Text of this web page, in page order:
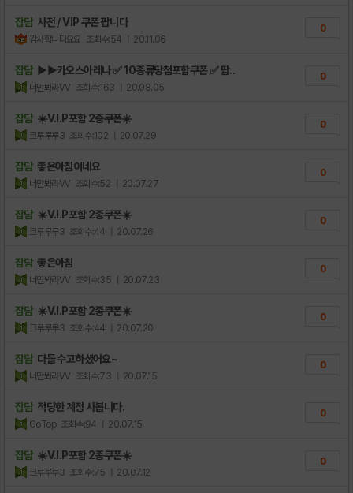
잡담 사전 / VIP 쿠폰 팝니다
감사합니다요요 조회수:54 | 20.11.06
0
잡담 ▶▶카오스아레나 ✅ 10종류당첨포함쿠폰 ✅ 팝..
너만봐라VV 조회수:163 | 20.08.05
0
잡담 ☀️V.I.P포함 2종쿠폰☀️
크루루루3 조회수:102 | 20.07.29
0
잡담 좋은아침이네요
너만봐라VV 조회수:52 | 20.07.27
0
잡담 ☀️V.I.P포함 2종쿠폰☀️
크루루루3 조회수:44 | 20.07.26
0
잡담 좋은아침
너만봐라VV 조회수:35 | 20.07.23
0
잡담 ☀️V.I.P포함 2종쿠폰☀️
크루루루3 조회수:44 | 20.07.20
0
잡담 다들 수고하셨어요~
너만봐라VV 조회수:73 | 20.07.15
0
잡담 적당한 계정 사봅니다.
GoTop 조회수:94 | 20.07.15
0
잡담 ☀️V.I.P포함 2종쿠폰☀️
크루루루3 조회수:75 | 20.07.12
0